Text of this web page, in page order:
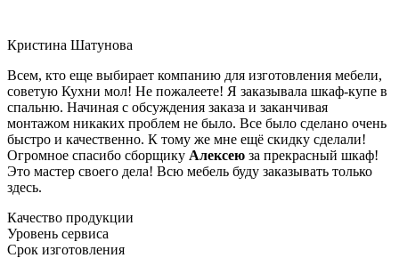
Кристина Шатунова
Всем, кто еще выбирает компанию для изготовления мебели,
советую Кухни мол! Не пожалеете! Я заказывала шкаф-купе в
спальню. Начиная с обсуждения заказа и заканчивая
монтажом никаких проблем не было. Все было сделано очень
быстро и качественно. К тому же мне ещё скидку сделали!
Огромное спасибо сборщику Алексею за прекрасный шкаф!
Это мастер своего дела! Всю мебель буду заказывать только
здесь.
Качество продукции
Уровень сервиса
Срок изготовления